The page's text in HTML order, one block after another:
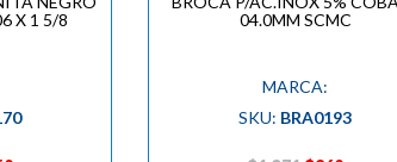
X 1 5/8
04.0MM SCMC
MARCA:
SKU: BRA0193